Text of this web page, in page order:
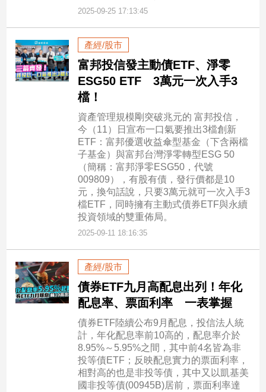
點】
2025-09-25 17:13:45
產經/股市
富邦投信發主動債ETF、淨零
ESG50 ETF 3萬元一次入手3
檔！
資產管理規模剛突破兆元的 富邦投信，
今（11）日宣布一口氣要推出3檔創新
ETF：富邦優選收益傘型基金（下含兩檔
子基金）與富邦台灣淨零轉型ESG 50
（簡稱：富邦淨零ESG50，代號
009809），有股有債，發行價都是10
元，換句話說，只要3萬元就可一次入手3
檔ETF，同時擁有主動式債券ETF與永續
投資領域的雙重佈局。
2025-09-11 18:16:35
產經/股市
債券ETF九月高配息出列！年化
配息率、票面利率 一表掌握
債券ETF陸續公布9月配息，投信法人統
計，年化配息率前10高的，配息率介於
8.95%～5.95%之間，其中前4名皆為非
投等債ETF；反映配息實力的票面利率，
相對高的也是非投等債，其中又以凱基美
國非投等債(00945B)居前，票面利率達